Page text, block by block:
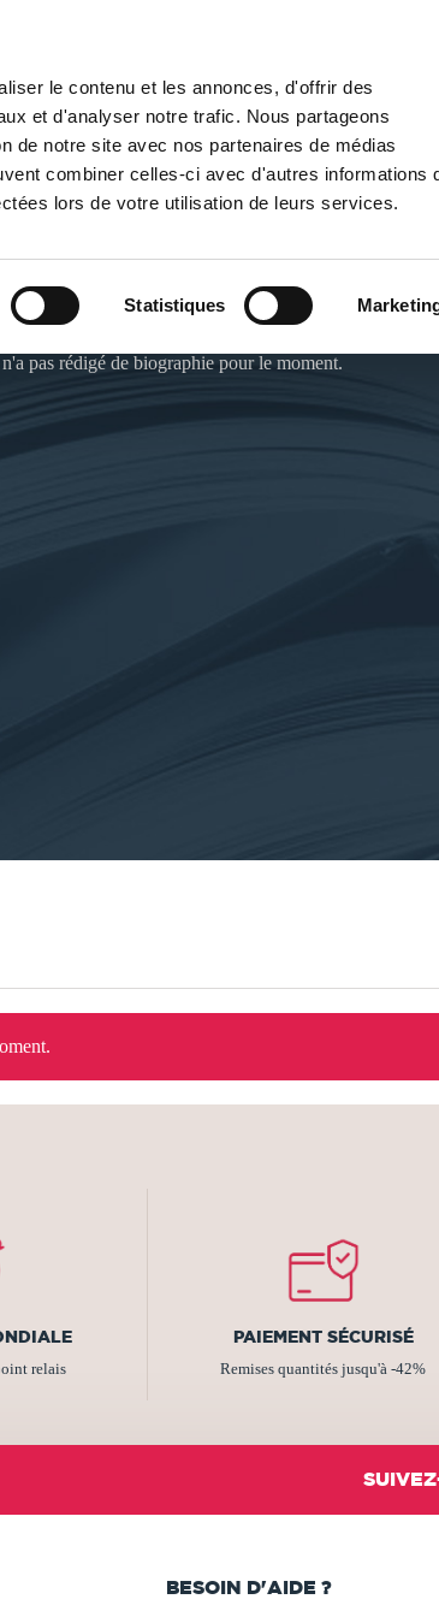
le contenu et les annonces, d'offrir des
et d'analyser notre trafic. Nous partageons
de notre site avec nos partenaires de médias
combiner celles-ci avec d'autres informations
lors de votre utilisation de leurs services.
Statistiques
LIBRAIRIE
GOURDET
pas rédigé de biographie pour le moment.
relais
PAIEMENT SÉCURISÉ
Remises quantités jusqu'à -42%
BESOIN D'AIDE ?